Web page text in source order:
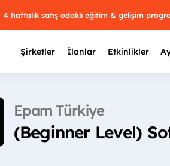
4 haftalık satış odaklı eğitim & gelişim
Şirketler İlanlar Etkinlikler
Epam Türkiye
(Beginner Level)